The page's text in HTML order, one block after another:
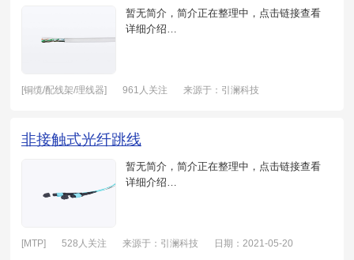
暂无简介，简介正在整理中，点击链接查看
详细介绍…
[铜缆/配线架/理线器] 961人关注
来源于：引澜科技
非接触式光纤跳线
暂无简介，简介正在整理中，点击链接查看
详细介绍…
[MTP] 528人关注 来源于：引澜科技 日期：2021-05-20